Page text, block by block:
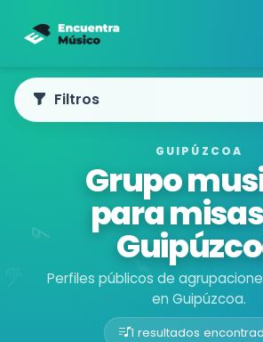
GUIPÚZCOA
Grupo
para
Perfiles públicos de
en Guipúzcoa.
1 resultados
Filtros